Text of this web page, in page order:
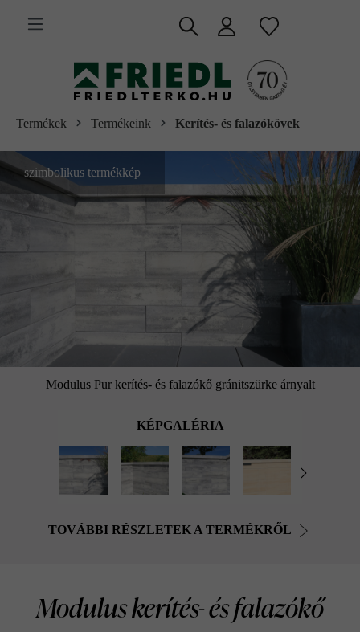
tartalomra
Termékek Termékeink Kerítés- és falazókövek
Modulus Pur kerítés- és falazókő gránitszürke árnyalt
szimbolikus termékkép
KÉPGALÉRIA
TOVÁBBI RÉSZLETEK A TERMÉKRŐL
Modulus kerítés- és falazókő